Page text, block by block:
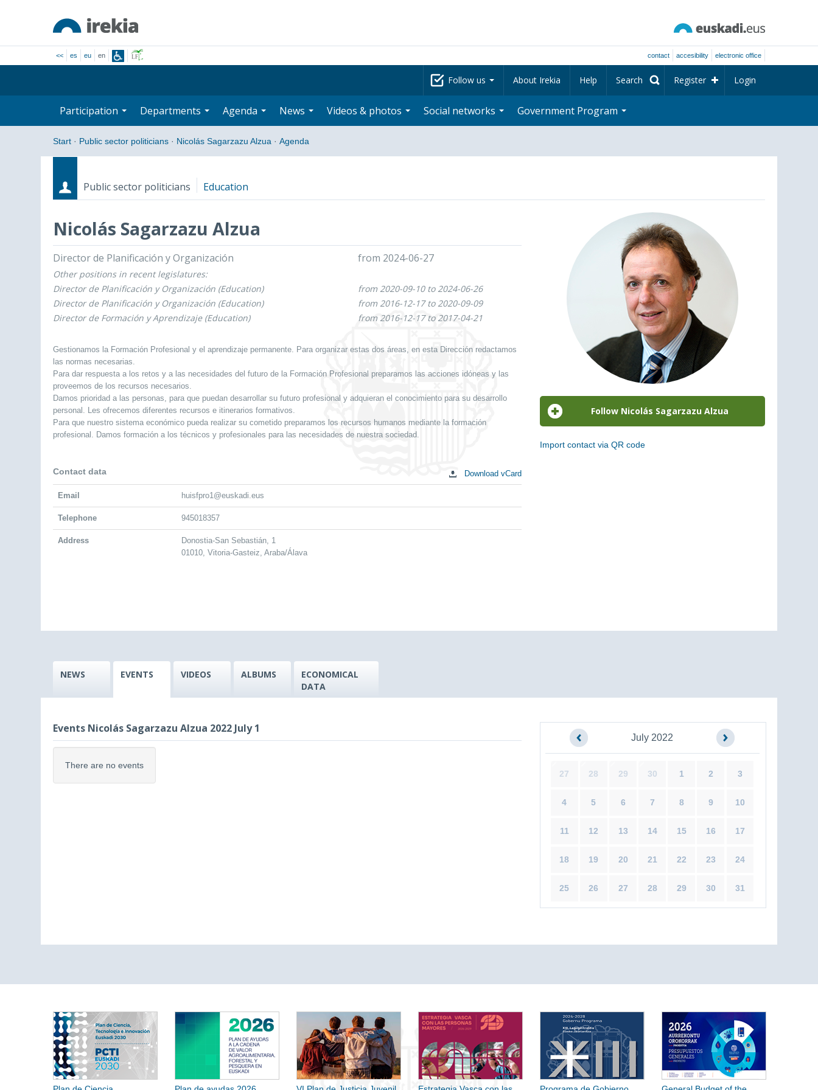
<< es eu en contact accesibility electronic office
Follow us About Irekia Help Search Register Login
Participation Departments Agenda News Videos & photos Social networks Government Program
Start · Public sector politicians · Nicolás Sagarzazu Alzua · Agenda
Public sector politicians Education
Nicolás Sagarzazu Alzua
RolesStart date - End date
Director de Planificación y Organización from 2024-06-27
Other positions in recent legislatures:
Director de Planificación y Organización (Education)
from 2020-09-10 to 2024-06-26
Director de Planificación y Organización (Education)
from 2016-12-17 to 2020-09-09
Director de Formación y Aprendizaje (Education)
from 2016-12-17 to 2017-04-21
Gestionamos la Formación Profesional y el aprendizaje permanente. Para organizar estas dos áreas, en esta Dirección redactamos
las normas necesarias.
Para dar respuesta a los retos y a las necesidades del futuro de la Formación Profesional preparamos las acciones idóneas y las
proveemos de los recursos necesarios.
Damos prioridad a las personas, para que puedan desarrollar su futuro profesional y adquieran el conocimiento para su desarrollo
personal. Les ofrecemos diferentes recursos e itinerarios formativos.
Para que nuestro sistema económico pueda realizar su cometido preparamos los recursos humanos mediante la formación
profesional. Damos formación a los técnicos y profesionales para las necesidades de nuestra sociedad.
Contact data Download vCard
Email huisfpro1@euskadi.eus
Telephone 945018357
Address
Donostia-San Sebastián, 1
01010, Vitoria-Gasteiz, Araba/Álava
Import contact via QR code
NEWS EVENTS VIDEOS ALBUMS
ECONOMICAL
DATA
Events Nicolás Sagarzazu Alzua 2022 July 1
There are no events
July 2022
27 28 29 30 1 2 3
4 5 6 7 8 9 10
11 12 13 14 15 16 17
18 19 20 21 22 23 24
25 26 27 28 29 30 31